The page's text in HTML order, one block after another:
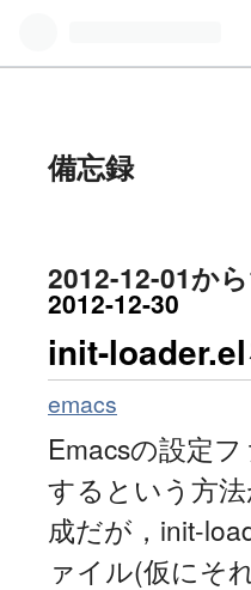
備忘録
2012-12-01か
2012-12-30
init-
emacs
Emacsの設定
するという方
成だが，init-
ァイル(仮にそ